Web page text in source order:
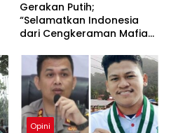
Gerakan Putih;
“Selamatkan Indonesia
dari Cengkeraman Mafia
Opini